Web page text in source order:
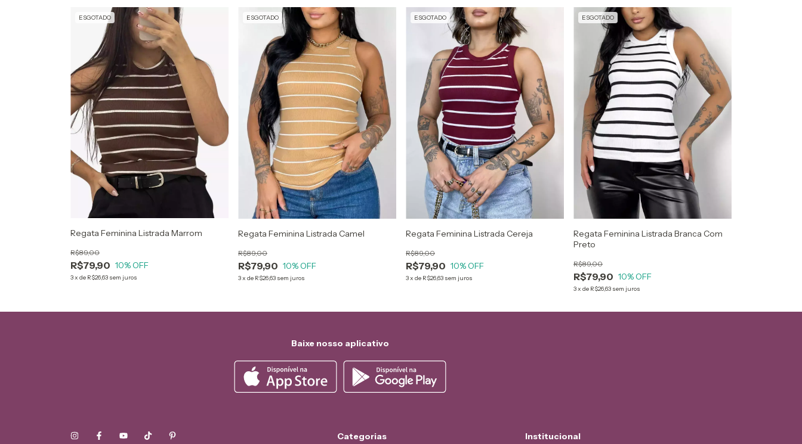
ESGOTADO
Regata Feminina Listrada Marrom
R$79,90
R$89,00
10% OFF
3x de R$26,63 sem juros
ESGOTADO
Regata Feminina Listrada Camel
R$79,90
R$89,00
10% OFF
3x de R$26,63 sem juros
ESGOTADO
Regata Feminina Listrada Cereja
R$79,90
R$89,00
10% OFF
3x de R$26,63 sem juros
ESGOTADO
Regata Feminina Listrada Branca Com
Preto
R$79,90
R$89,00
10% OFF
3x de R$26,63 sem juros
Baixe nosso aplicativo
Categorias Institucional